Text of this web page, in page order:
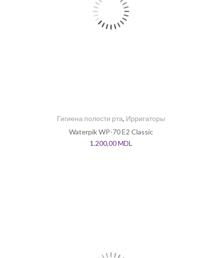
Гигиена полости рта, Ирригаторы
Waterpik WP-70 E2 Classic
1.200,00MDL